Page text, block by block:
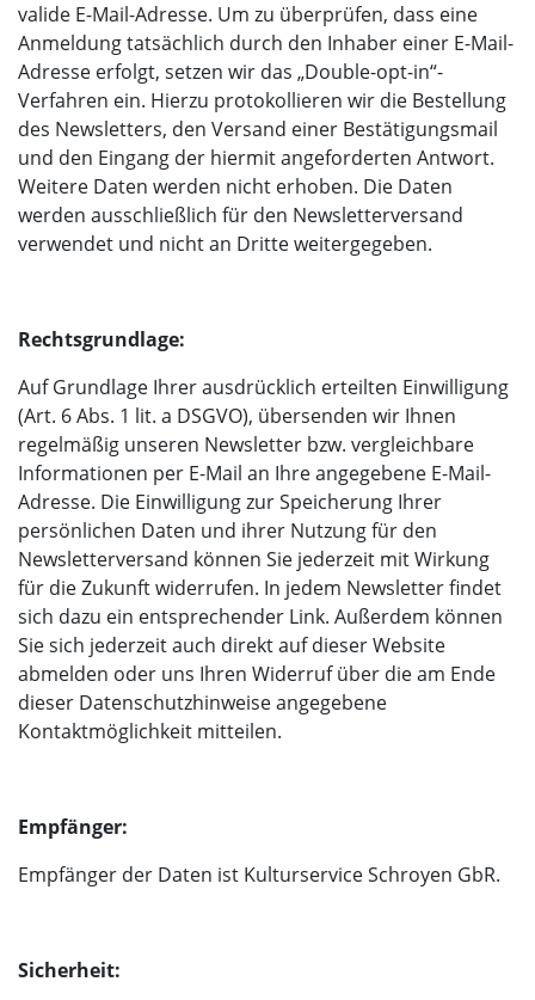
valide E-Mail-Adresse. Um zu überprüfen, dass eine
Anmeldung tatsächlich durch den Inhaber einer E-Mail-
Adresse erfolgt, setzen wir das „Double-opt-in“-
Verfahren ein. Hierzu protokollieren wir die Bestellung
des Newsletters, den Versand einer Bestätigungsmail
und den Eingang der hiermit angeforderten Antwort.
Weitere Daten werden nicht erhoben. Die Daten
werden ausschließlich für den Newsletterversand
verwendet und nicht an Dritte weitergegeben.
Rechtsgrundlage:
Auf Grundlage Ihrer ausdrücklich erteilten Einwilligung
(Art. 6 Abs. 1 lit. a DSGVO), übersenden wir Ihnen
regelmäßig unseren Newsletter bzw. vergleichbare
Informationen per E-Mail an Ihre angegebene E-Mail-
Adresse. Die Einwilligung zur Speicherung Ihrer
persönlichen Daten und ihrer Nutzung für den
Newsletterversand können Sie jederzeit mit Wirkung
für die Zukunft widerrufen. In jedem Newsletter findet
sich dazu ein entsprechender Link. Außerdem können
Sie sich jederzeit auch direkt auf dieser Website
abmelden oder uns Ihren Widerruf über die am Ende
dieser Datenschutzhinweise angegebene
Kontaktmöglichkeit mitteilen.
Empfänger:
Empfänger der Daten ist Kulturservice Schroyen GbR.
Sicherheit: